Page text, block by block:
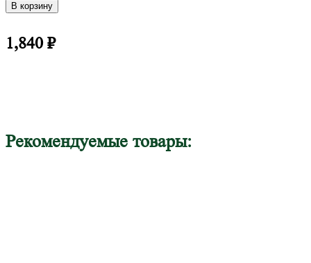
В корзину
1,840₽
Рекомендуемые товары: